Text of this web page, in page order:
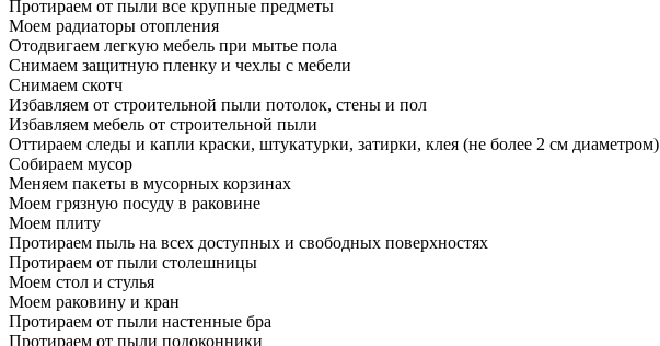
Протираем от пыли все крупные предметы
Моем радиаторы отопления
Отодвигаем легкую мебель при мытье пола
Снимаем защитную пленку и чехлы с мебели
Снимаем скотч
Избавляем от строительной пыли потолок, стены и пол
Избавляем мебель от строительной пыли
Оттираем следы и капли краски, штукатурки, затирки, клея (не более 2 см диаметром)
Собираем мусор
Меняем пакеты в мусорных корзинах
Моем грязную посуду в раковине
Моем плиту
Протираем пыль на всех доступных и свободных поверхностях
Протираем от пыли столешницы
Моем стол и стулья
Моем раковину и кран
Протираем от пыли настенные бра
Протираем от пыли подоконники